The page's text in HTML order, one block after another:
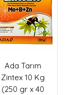
Ada Tarım
Zintex 10 Kg
(250 gr x 40